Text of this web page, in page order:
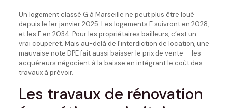
Un logement classé G à Marseille ne peut plus être loué
depuis le 1er janvier 2025. Les logements F suivront en 2028,
et les E en 2034. Pour les propriétaires bailleurs, c’est un
vrai couperet. Mais au-delà de l’interdiction de location, une
mauvaise note DPE fait aussi baisser le prix de vente — les
acquéreurs négocient à la baisse en intégrant le coût des
travaux à prévoir.
Les travaux de rénovation